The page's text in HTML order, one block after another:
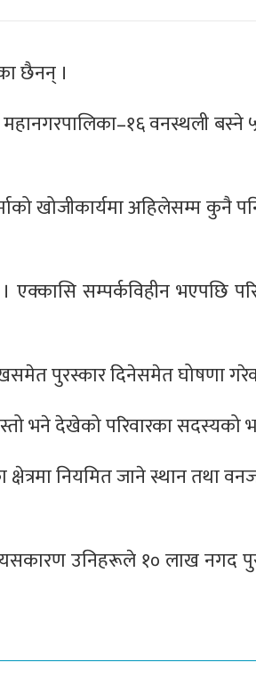
छैनन् ।
वनस्थली बस्ने
खोजीकार्यमा अहिलेसम्म कुनै
एक्कासि सम्पर्कविहीन भएपछि
पुरस्कार दिनेसमेत घोषणा
भने देखेको परिवारका सदस्यको
नियमित जाने स्थान तथा
उनिहरूले १० लाख नगद